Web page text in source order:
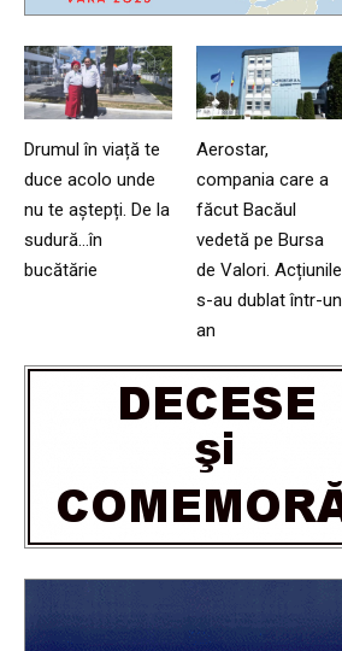
Drumul în viață te
duce acolo unde
nu te aștepți. De la
sudură…în
bucătărie
Aerostar,
compania care a
făcut Bacăul
vedetă pe Bursa
de Valori. Acțiunile
s-au dublat într-un
an